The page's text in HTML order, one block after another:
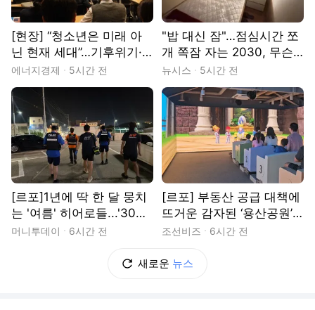
[현장] “청소년은 미래 아
닌 현재 세대”…기후위기·
물 해법 제시한 18개국 청
소년들
에너지경제 5시간 전
"밥 대신 잠"…점심시간 쪼
개 쪽잠 자는 2030, 무슨
일? [출동!인턴]
뉴시스 5시간 전
[르포]1년에 딱 한 달 뭉치
는 '여름' 히어로들...'30도
밤바다' 지킨다
머니투데이 6시간 전
[르포] 부동산 공급 대책에
뜨거운 감자된 ‘용산공원’…
시민들은 “녹지 지켜야”
조선비즈 6시간 전
새로운 뉴스